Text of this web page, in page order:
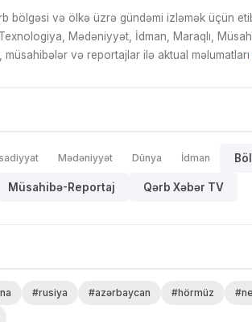
bölgəsi və ölkə üzrə gündəmi izləmək üçün
Mədəniyyət, İdman, Maraqlı,
və reportajlar ilə aktual məlumatları
Mədəniyyət Dünya İdman
Müsahibə-Reportaj Qərb Xəbər TV
#rusiya #azərbaycan #hörmüz